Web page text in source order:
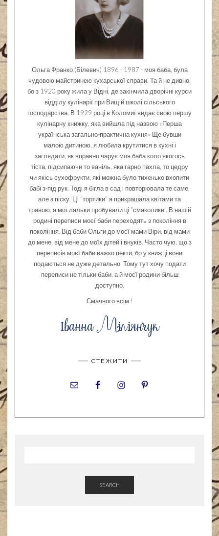
Ольга Франко (Білевич) 1896 - 1987 - моя баба, була
чудовою майстринею кухарської справи. Та й не дивно,
бо з 1920 року жила у Відні, де закінчила дворічні курси
відділу кулінарії при Вищій школі сільського
господарства. В 1929 році в Коломиї видає свою першу
кулінарну книжку, яка вийшла під назвою «Перша
українська загально-практична кухня» Ще бувши
малою дитиною, я любила крутитися в кухні і
заглядати, як вправно чарує моя баба коло якогось
тіста, підсипаючи то ваніль, яка гарно пахла, то цедру
чи якісь сухофрукти, які можна було тихенько вхопити
бабі з-під рук. Тоді я бігла в сад і повторювала те саме,
але з піску. Ці “тортики” я прикрашала квітами та
травою, а мої ляльки пробували ці “смаколики”. В нашій
родині переписи моєї баби переходять з покоління в
покоління. Від баби Ольги до моєї мами Віри, від мами
до мене, від мене до моїх дітей і внуків. Часто чую, що з
переписів моєї баби важко пекти, бо у книжці вони
подаються не дуже детально. Тому тут хочу подати
переписи не тільки баби, а й моєї родини більш
доступно.
Смачного всім !
СТЕЖИТИ
SEARCH